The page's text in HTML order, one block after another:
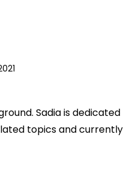
Sadia is dedicated
topics and currently